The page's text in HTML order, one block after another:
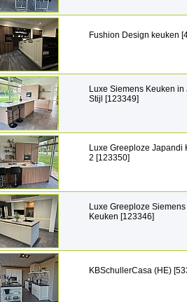
Fushion Design keuken
Luxe Siemens Keuken in
Stijl [123349]
Luxe Greeploze Japandi
2 [123350]
Luxe Greeploze Siemens
Keuken [123346]
KBSchullerCasa (HE)